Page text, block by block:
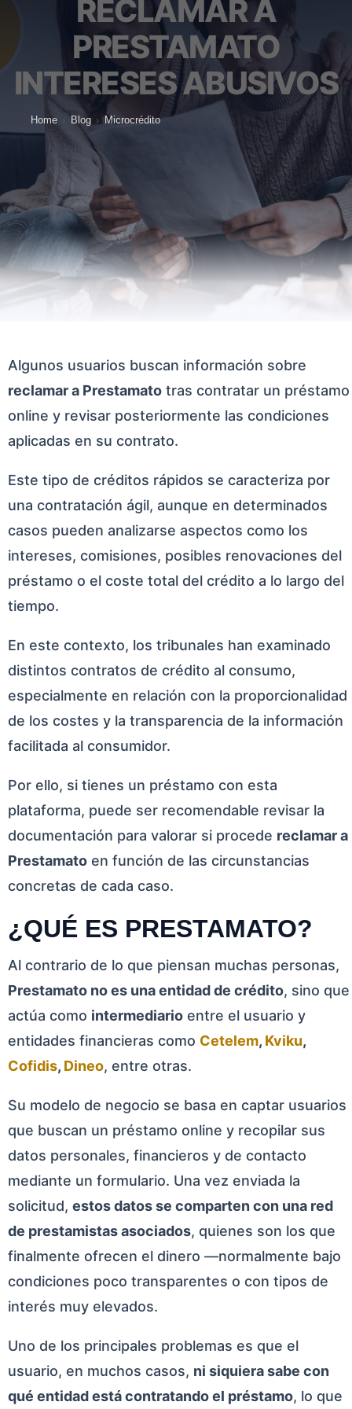
RECLAMAR A
PRESTAMATO
INTERESES ABUSIVOS
Home › Blog › Microcrédito
Algunos usuarios buscan información sobre
reclamar a Prestamato tras contratar un préstamo
online y revisar posteriormente las condiciones
aplicadas en su contrato.
Este tipo de créditos rápidos se caracteriza por
una contratación ágil, aunque en determinados
casos pueden analizarse aspectos como los
intereses, comisiones, posibles renovaciones del
préstamo o el coste total del crédito a lo largo del
tiempo.
En este contexto, los tribunales han examinado
distintos contratos de crédito al consumo,
especialmente en relación con la proporcionalidad
de los costes y la transparencia de la información
facilitada al consumidor.
Por ello, si tienes un préstamo con esta
plataforma, puede ser recomendable revisar la
documentación para valorar si procede reclamar a
Prestamato en función de las circunstancias
concretas de cada caso.
¿QUÉ ES PRESTAMATO?
Al contrario de lo que piensan muchas personas,
Prestamato no es una entidad de crédito, sino que
actúa como intermediario entre el usuario y
entidades financieras como Cetelem, Kviku,
Cofidis, Dineo, entre otras.
Su modelo de negocio se basa en captar usuarios
que buscan un préstamo online y recopilar sus
datos personales, financieros y de contacto
mediante un formulario. Una vez enviada la
solicitud, estos datos se comparten con una red
de prestamistas asociados, quienes son los que
finalmente ofrecen el dinero —normalmente bajo
condiciones poco transparentes o con tipos de
interés muy elevados.
Uno de los principales problemas es que el
usuario, en muchos casos, ni siquiera sabe con
qué entidad está contratando el préstamo, lo que